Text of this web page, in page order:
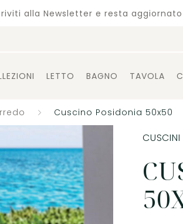
alla Newsletter e resta
LETTO BAGNO TAVOLA
Cuscino Posidonia 50x50
CUSCINI